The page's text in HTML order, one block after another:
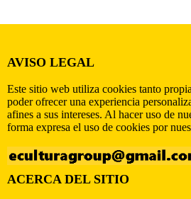
AVISO LEGAL
Este sitio web utiliza cookies tanto
poder ofrecer una experiencia
afines a sus intereses. Al hacer uso de
forma expresa el uso de cookies por
ACERCA DEL SITIO